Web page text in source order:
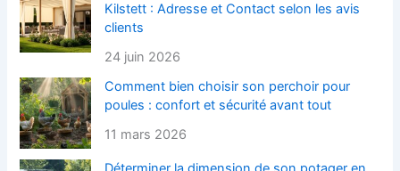
Kilstett : Adresse et Contact selon les avis
clients
24 juin 2026
Comment bien choisir son perchoir pour
poules : confort et sécurité avant tout
11 mars 2026